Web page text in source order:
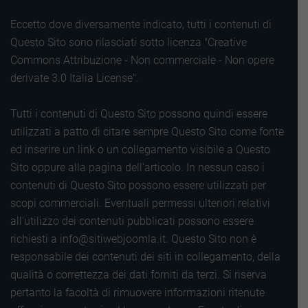
Eccetto dove diversamente indicato, tutti i contenuti di
Questo Sito sono rilasciati sotto licenza "Creative
Commons Attribuzione - Non commerciale - Non opere
derivate 3.0 Italia License".
Tutti i contenuti di Questo Sito possono quindi essere
utilizzati a patto di citare sempre Questo Sito come fonte
ed inserire un link o un collegamento visibile a Questo
Sito oppure alla pagina dell'articolo. In nessun caso i
contenuti di Questo Sito possono essere utilizzati per
scopi commerciali. Eventuali permessi ulteriori relativi
all'utilizzo dei contenuti pubblicati possono essere
richiesti a info@sitiwebjoomla.it. Questo Sito non è
responsabile dei contenuti dei siti in collegamento, della
qualità o correttezza dei dati forniti da terzi. Si riserva
pertanto la facoltà di rimuovere informazioni ritenute